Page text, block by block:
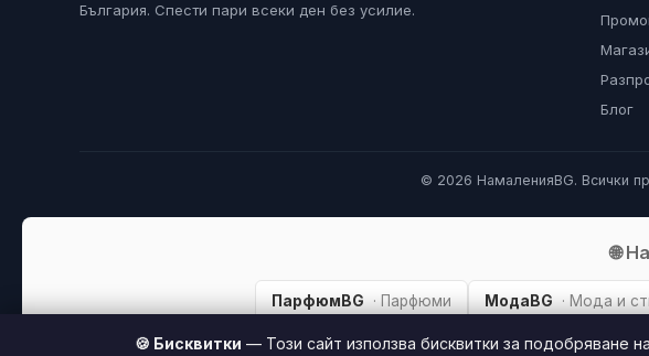
България. Спести пари всеки ден без усилие.
Блог
© 2026 НамаленияBG. Всички
🌐
ПарфюмBG · Парфюми МодаBG · Мода и
🍪 Бисквитки — Този сайт използва бисквитки за подобряване